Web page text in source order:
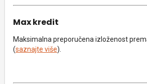
Max kredit
Maksimalna preporučena izloženost
(saznajte više).